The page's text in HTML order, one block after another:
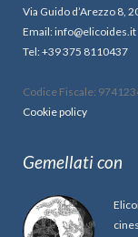
Via Guido d’Arezzo 8,
Email: info@elicoides.it
Tel: +39 375 8110437
Codice Fiscale:
Cookie policy
Gemellati con